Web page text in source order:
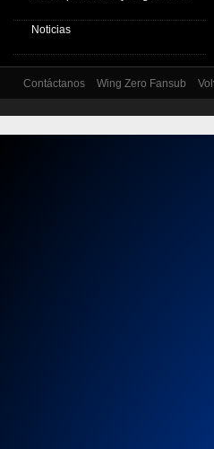
Noticias
Contáctanos Wing Zero Fansub